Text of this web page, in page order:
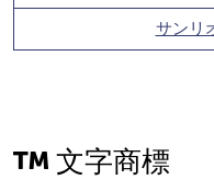
サンリ
文字商標